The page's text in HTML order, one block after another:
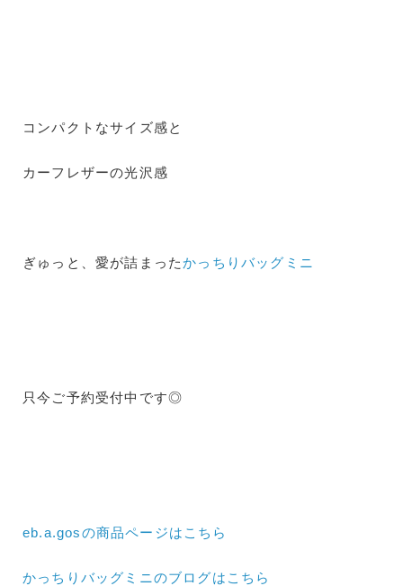
コンパクトなサイズ感と
カーフレザーの光沢感
ぎゅっと、愛が詰まったかっちりバッグミニ
只今ご予約受付中です◎
eb.a.gosの商品ページはこちら
かっちりバッグミニのブログはこちら